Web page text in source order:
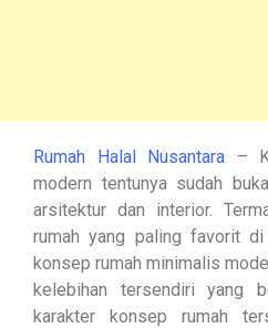
Rumah Halal Nusantara –
modern tentunya sudah
arsitektur dan interior.
rumah yang paling favorit di
konsep rumah minimalis
kelebihan tersendiri yang
karakter konsep rumah